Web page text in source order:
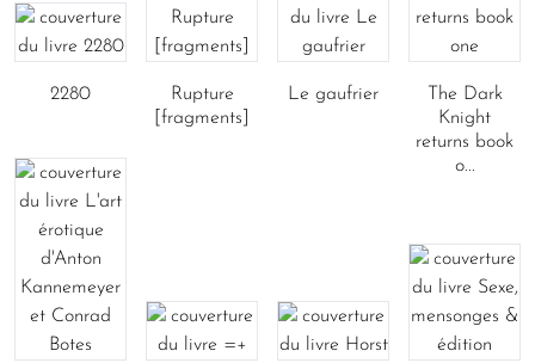
2280
Rupture
[fragments]
Le gaufrier
The Dark
Knight
returns book
o...